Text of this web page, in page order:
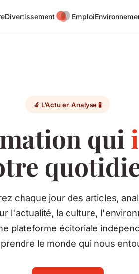
Divertissement Emploi
🔬 L'Actu en Analyse 🧪
qui
chaque jour des articles,
l'actualité, la culture,
plateforme éditoriale
le monde qui nous